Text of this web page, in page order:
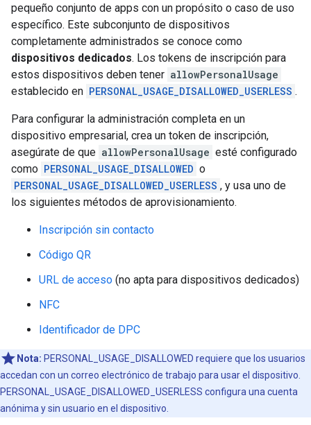
pequeño conjunto de apps con un propósito o caso de uso
específico. Este subconjunto de dispositivos
completamente administrados se conoce como
dispositivos dedicados. Los tokens de inscripción para
estos dispositivos deben tener allowPersonalUsage
establecido en PERSONAL_USAGE_DISALLOWED_USERLESS .
Para configurar la administración completa en un
dispositivo empresarial, crea un token de inscripción,
asegúrate de que allowPersonalUsage esté configurado
como PERSONAL_USAGE_DISALLOWED o
PERSONAL_USAGE_DISALLOWED_USERLESS , y usa uno de
los siguientes métodos de aprovisionamiento.
Inscripción sin contacto
Código QR
URL de acceso (no apta para dispositivos dedicados)
NFC
Identificador de DPC
Nota: PERSONAL_USAGE_DISALLOWED requiere que los usuarios
accedan con un correo electrónico de trabajo para usar el dispositivo.
PERSONAL_USAGE_DISALLOWED_USERLESS configura una cuenta
anónima y sin usuario en el dispositivo.